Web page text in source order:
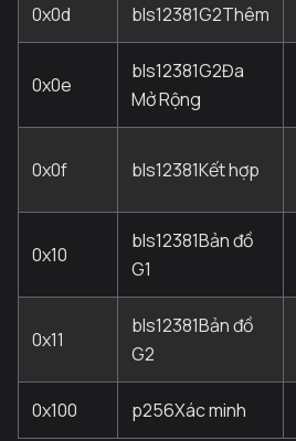
0x0d bls12381G2Thêm
0x0e
bls12381G2Đa
Mở Rộng
0x0f bls12381Kết hợp
0x10
bls12381Bản đồ
G1
0x11
bls12381Bản đồ
G2
0x100 p256Xác minh